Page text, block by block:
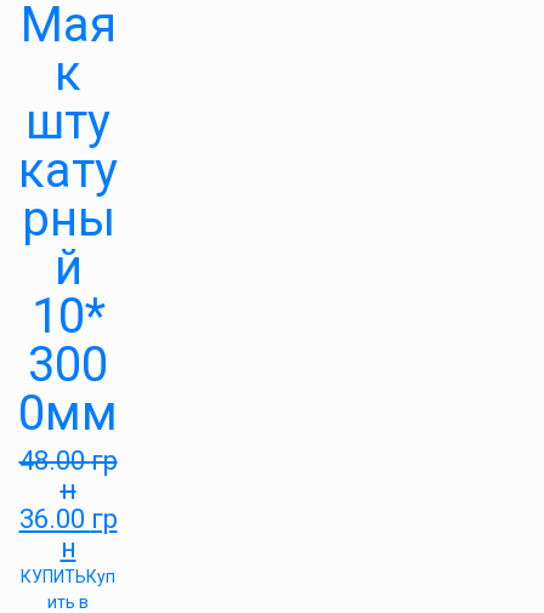
Мая
к
шту
кату
рны
й
10*
300
0мм
48.00гр
н
36.00 гр
н
КУПИТЬКуп
ить в